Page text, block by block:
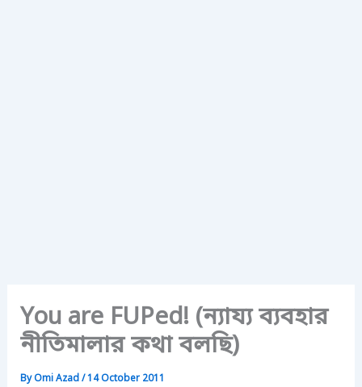
You are FUPed! (ন্যায্য ব্যবহার
নীতিমালার কথা বলছি)
ByOmi Azad/14 October 2011